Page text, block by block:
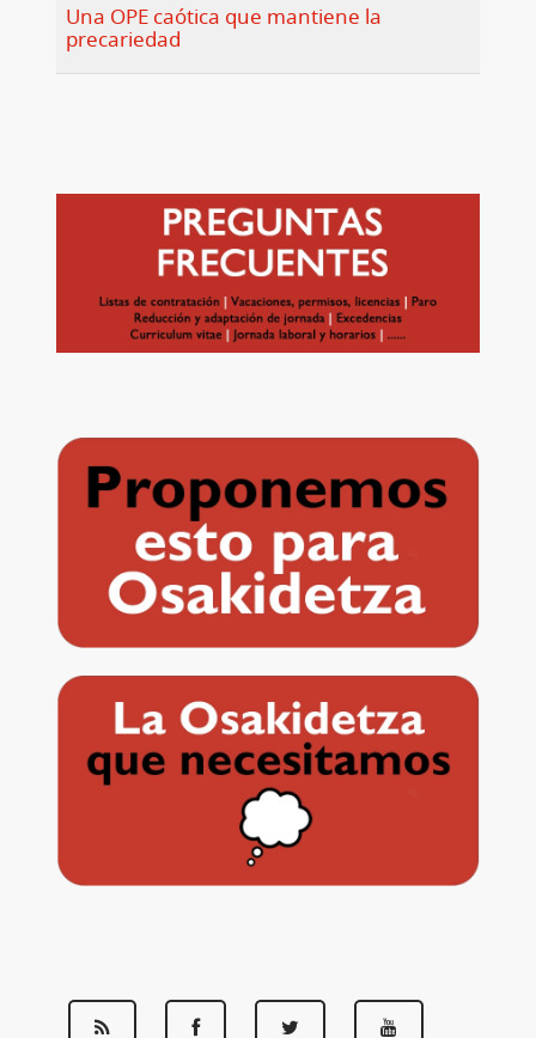
Una OPE caótica que mantiene la
precariedad